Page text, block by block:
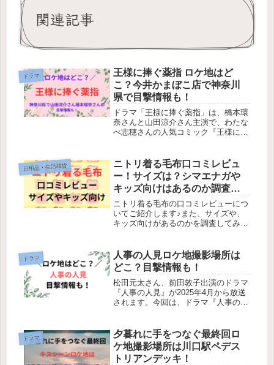
関連記事
ドラマ
王様に捧ぐ薬指 ロケ地はど
こ？今井かまぼこ店で神奈川
県で目撃情報も！
ドラマ「王様に捧ぐ薬指」は、橋本環
奈さんと山田涼介さん主演で、わたな
べ志穂さんの人気コミック『王様に捧
の物語は、絶世の美女だけどズケズケ
と物を言う性格の羽田綾華（橋本...
日用品・生活雑貨
ニトリ着る毛布口コミレビュ
ー！サイズは？シマエナガや
キッズ向けはあるのか調査し
てみた！
ニトリ着る毛布の口コミレビューにつ
いてご紹介します♪また、サイズや、
キッズ向けがあるのかを調査してみま
が最大の特徴です！「Nウォーム」
は、水分を吸収すると発熱するという
特性...
ドラマ
人事の人見ロケ地撮影場所は
どこ？目撃情報も！
松田元太さん、前田敦子出演のドラマ
『人事の人見』が2025年4月から放送
されます。今回は、ドラマ『人事の人
マ『人事の人見』のロケ地（品川駅港
南口交通広場）周辺の宿泊先はこち...
ドラマ
夕暮れに手をつなぐ最終回ロ
ケ地撮影場所は川口駅ペデス
トリアンデッキ！